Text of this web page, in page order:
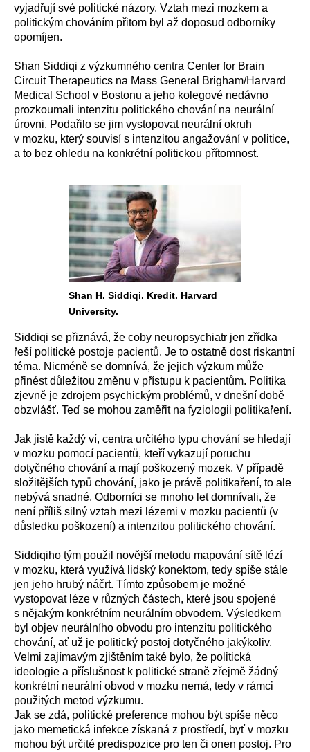
vyjadřují své politické názory. Vztah mezi mozkem a
politickým chováním přitom byl až doposud odborníky
opomíjen.
Shan Siddiqi z výzkumného centra Center for Brain
Circuit Therapeutics na Mass General Brigham/Harvard
Medical School v Bostonu a jeho kolegové nedávno
prozkoumali intenzitu politického chování na neurální
úrovni. Podařilo se jim vystopovat neurální okruh
v mozku, který souvisí s intenzitou angažování v politice,
a to bez ohledu na konkrétní politickou přítomnost.
Shan H. Siddiqi. Kredit. Harvard
University.
Siddiqi se přiznává, že coby neuropsychiatr jen zřídka
řeší politické postoje pacientů. Je to ostatně dost riskantní
téma. Nicméně se domnívá, že jejich výzkum může
přinést důležitou změnu v přístupu k pacientům. Politika
zjevně je zdrojem psychickým problémů, v dnešní době
obzvlášť. Teď se mohou zaměřit na fyziologii politikaření.
Jak jistě každý ví, centra určitého typu chování se hledají
v mozku pomocí pacientů, kteří vykazují poruchu
dotyčného chování a mají poškozený mozek. V případě
složitějších typů chování, jako je právě politikaření, to ale
nebývá snadné. Odborníci se mnoho let domnívali, že
není příliš silný vztah mezi lézemi v mozku pacientů (v
důsledku poškození) a intenzitou politického chování.
Siddiqiho tým použil novější metodu mapování sítě lézí
v mozku, která využívá lidský konektom, tedy spíše stále
jen jeho hrubý náčrt. Tímto způsobem je možné
vystopovat léze v různých částech, které jsou spojené
s nějakým konkrétním neurálním obvodem. Výsledkem
byl objev neurálního obvodu pro intenzitu politického
chování, ať už je politický postoj dotyčného jakýkoliv.
Velmi zajímavým zjištěním také bylo, že politická
ideologie a příslušnost k politické straně zřejmě žádný
konkrétní neurální obvod v mozku nemá, tedy v rámci
použitých metod výzkumu.
Jak se zdá, politické preference mohou být spíše něco
jako memetická infekce získaná z prostředí, byť v mozku
mohou být určité predispozice pro ten či onen postoj. Pro